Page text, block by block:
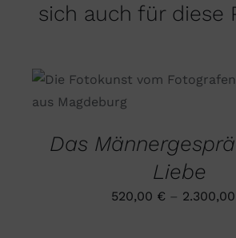
sich auch für diese
AUSFÜHRUNG WÄHLEN
DETAILS
Das
Liebe
520,00 € – 2.300,00